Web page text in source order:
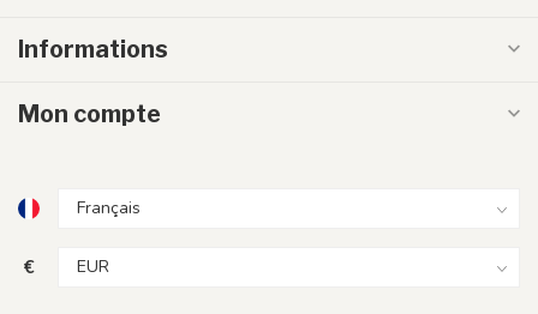
Informations
Mon compte
€